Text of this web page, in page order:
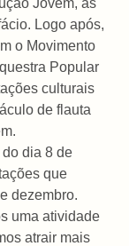
Logo após,
o Movimento
Popular
culturais
de flauta
dia 8 de
que
dezembro.
uma atividade
atrair mais